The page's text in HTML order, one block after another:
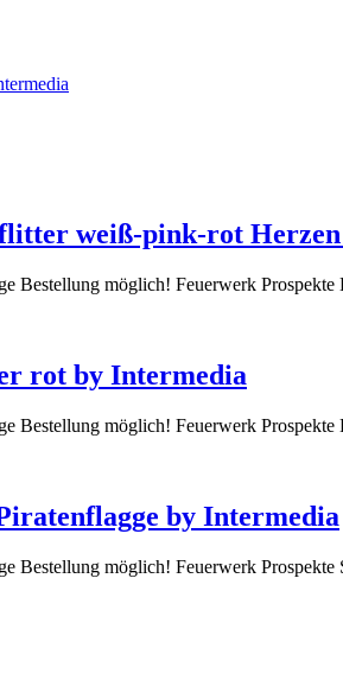
weiß-pink-rot
Bestellung möglich! Feuerwerk
rot by Intermedia
Bestellung möglich! Feuerwerk
by Intermedia
Bestellung möglich! Feuerwerk